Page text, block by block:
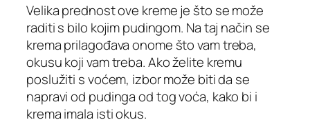
Velika prednost ove kreme je što se može
raditi s bilo kojim pudingom. Na taj način se
krema prilagođava onome što vam treba,
okusu koji vam treba. Ako želite kremu
poslužiti s voćem, izbor može biti da se
napravi od pudinga od tog voća, kako bi i
krema imala isti okus.